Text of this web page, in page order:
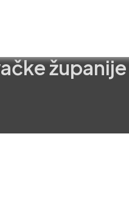
županije